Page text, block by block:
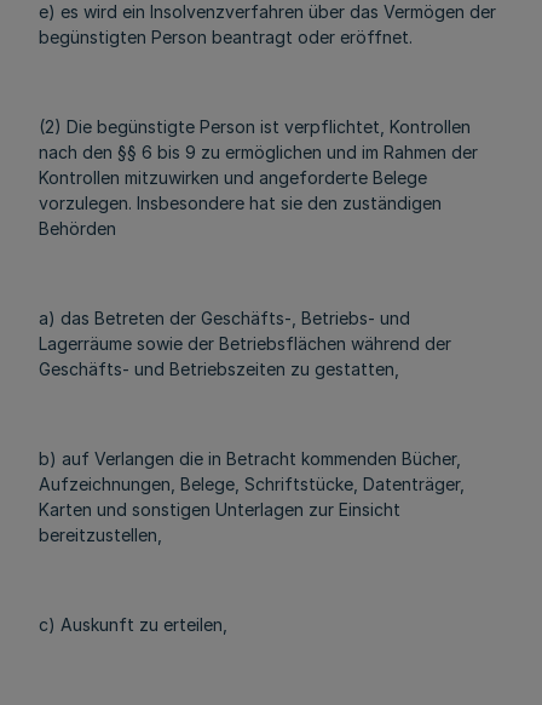
e) es wird ein Insolvenzverfahren über das Vermögen der
begünstigten Person beantragt oder eröffnet.
(2) Die begünstigte Person ist verpflichtet, Kontrollen
nach den §§ 6 bis 9 zu ermöglichen und im Rahmen der
Kontrollen mitzuwirken und angeforderte Belege
vorzulegen. Insbesondere hat sie den zuständigen
Behörden
a) das Betreten der Geschäfts-, Betriebs- und
Lagerräume sowie der Betriebsflächen während der
Geschäfts- und Betriebszeiten zu gestatten,
b) auf Verlangen die in Betracht kommenden Bücher,
Aufzeichnungen, Belege, Schriftstücke, Datenträger,
Karten und sonstigen Unterlagen zur Einsicht
bereitzustellen,
c) Auskunft zu erteilen,